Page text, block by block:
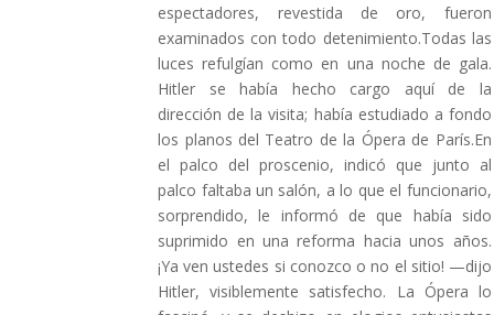
espectadores, revestida de oro, fueron
examinados con todo detenimiento.Todas las
luces refulgían como en una noche de gala.
Hitler se había hecho cargo aquí de la
dirección de la visita; había estudiado a fondo
los planos del Teatro de la Ópera de París.En
el palco del proscenio, indicó que junto al
palco faltaba un salón, a lo que el funcionario,
sorprendido, le informó de que había sido
suprimido en una reforma hacia unos años.
¡Ya ven ustedes si conozco o no el sitio! —dijo
Hitler, visiblemente satisfecho. La Ópera lo